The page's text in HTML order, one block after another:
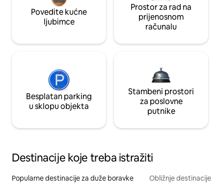
Povedite kućne
ljubimce
Prostor za rad na
prijenosnom
računalu
Besplatan parking
u sklopu objekta
Stambeni prostori
za poslovne
putnike
Destinacije koje treba istražiti
Popularne destinacije za duže boravke Obližnje destinacije